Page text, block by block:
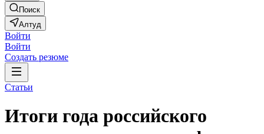
Поиск
Алтуд
Войти
Войти
Создать резюме
Статьи
Итоги года российского